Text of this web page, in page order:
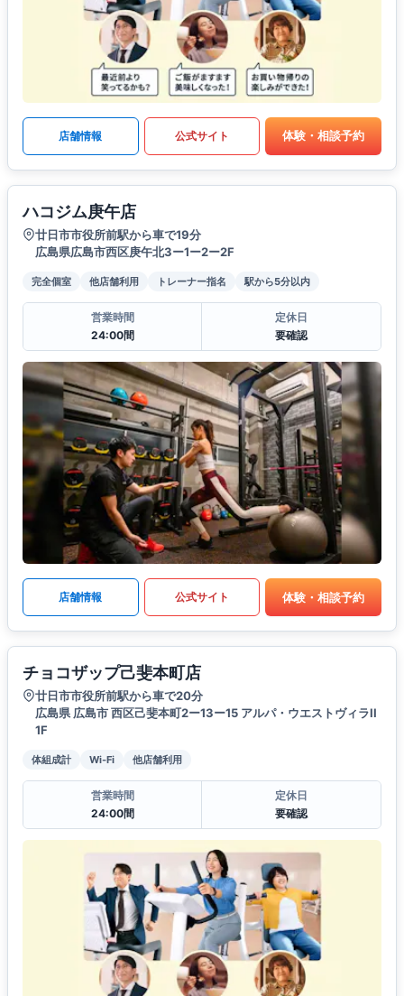
店舗情報 公式サイト 体験・相談予約
ハコジム庚午店
廿日市市役所前駅から車で19分
広島県広島市西区庚午北3ー1ー2ー2F
完全個室 他店舗利用 トレーナー指名 駅から5分以内
営業時間
24:00間
定休日
要確認
店舗情報 公式サイト 体験・相談予約
チョコザップ己斐本町店
廿日市市役所前駅から車で20分
広島県 広島市 西区己斐本町2ー13ー15 アルパ・ウエストヴィラII
1F
体組成計 Wi-Fi 他店舗利用
営業時間
24:00間
定休日
要確認